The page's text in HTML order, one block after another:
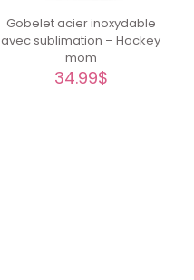
Gobelet acier inoxydable
avec sublimation – Hockey
mom
34.99$